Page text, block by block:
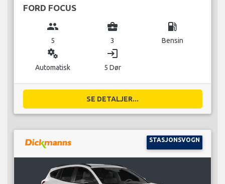
FORD FOCUS
group
5
business_center
3
local_gas_station
Bensin
miscellaneous_services
Automatisk
login
5 Dør
SE DETALJER...
STASJONSVOGN